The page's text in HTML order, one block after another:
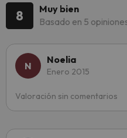
8
Muy bien
Basado en 5
Noelia
Enero 2015
Valoración sin comentarios